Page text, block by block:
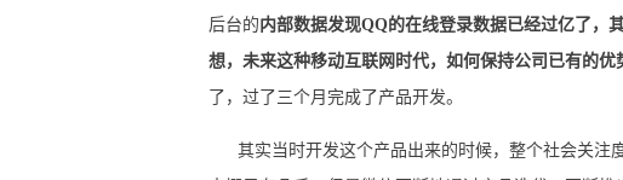
后台的内部数据发现QQ的在线登录数据已经过亿了，
想，未来这种移动互联网时代，如何保持公司已有的优
了，过了三个月完成了产品开发。
其实当时开发这个产品出来的时候，整个社会关注